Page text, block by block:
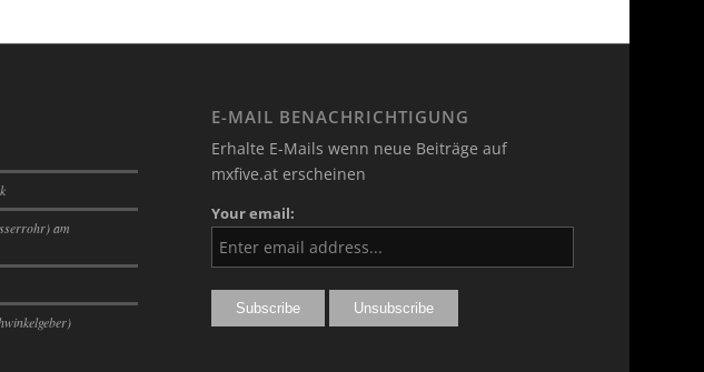
am
E-MAIL BENACHRICHTIGUNG
Erhalte E-Mails wenn neue Beiträge auf
mxfive.at erscheinen
Your email: